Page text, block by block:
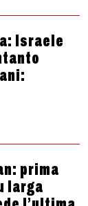
Israele
prima
larga